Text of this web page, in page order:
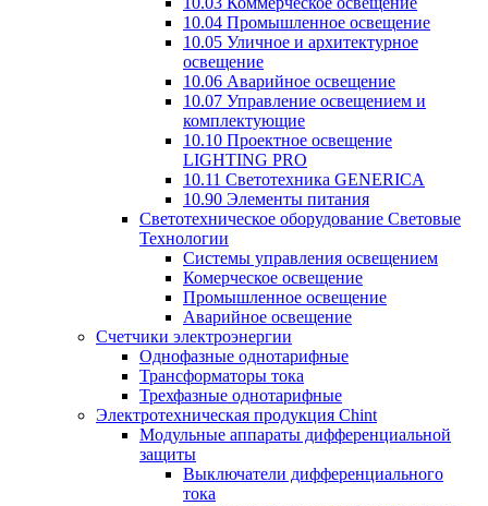
10.04 Промышленное освещение
10.05 Уличное и архитектурное
освещение
10.06 Аварийное освещение
10.07 Управление освещением и
комплектующие
10.10 Проектное освещение
LIGHTING PRO
10.11 Светотехника GENERICA
10.90 Элементы питания
Светотехническое оборудование Световые
Технологии
Системы управления освещением
Комерческое освещение
Промышленное освещение
Аварийное освещение
Счетчики электроэнергии
Однофазные однотарифные
Трансформаторы тока
Трехфазные однотарифные
Электротехническая продукция Chint
Модульные аппараты дифференциальной
защиты
Выключатели дифференциального
тока